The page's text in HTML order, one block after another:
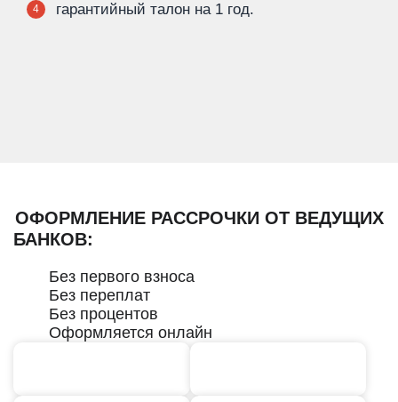
4 гарантийный талон на 1 год.
ОФОРМЛЕНИЕ РАССРОЧКИ ОТ ВЕДУЩИХ
БАНКОВ:
Без первого взноса
Без переплат
Без процентов
Оформляется онлайн